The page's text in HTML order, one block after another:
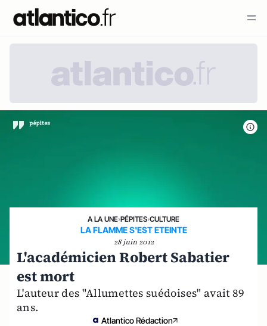
A LA UNE›PÉPITES›CULTURE
LA FLAMME S'EST ETEINTE
28 juin 2012
L'académicien Robert Sabatier
est mort
L'auteur des "Allumettes suédoises" avait 89
ans.
Atlantico Rédaction